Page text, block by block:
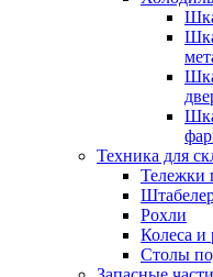
Техника для
Тележки
Рохли
Колеса и
Столы